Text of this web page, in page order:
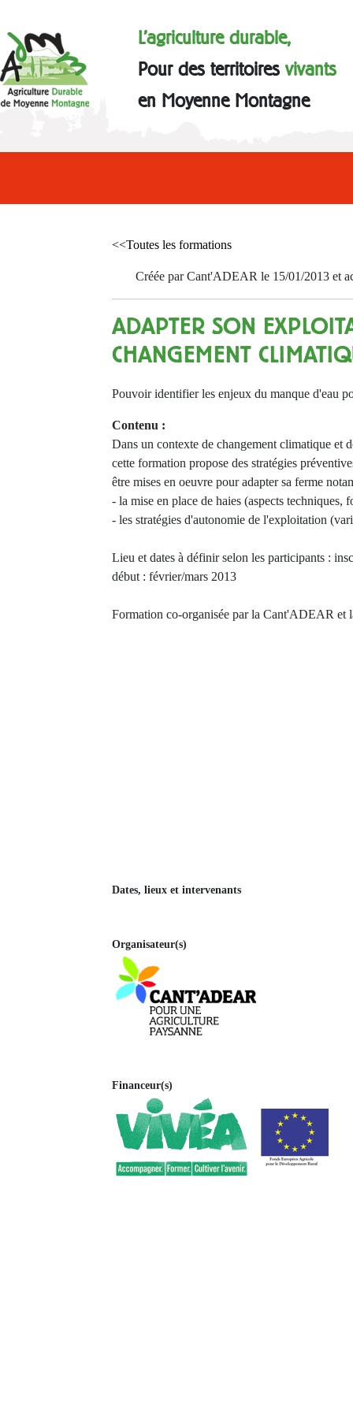
L'agriculture durable,
Pour des territoiresvivants
en Moyenne Montagne
<<Toutes les formations
Créée par Cant'ADEAR le 15/01/2013 et
ADAPTER SON
CHANGEMENT
Pouvoir identifier les enjeux du manque d'eau
Contenu :
Dans un contexte de changement climatique et
cette formation propose des stratégies
être mises en oeuvre pour adapter sa ferme
- la mise en place de haies (aspects techniques,
- les stratégies d'autonomie de l'exploitation
Lieu et dates à définir selon les participants :
début : février/mars 2013
Formation co-organisée par la Cant'ADEAR et
Dates, lieux et intervenants
Organisateur(s)
Financeur(s)